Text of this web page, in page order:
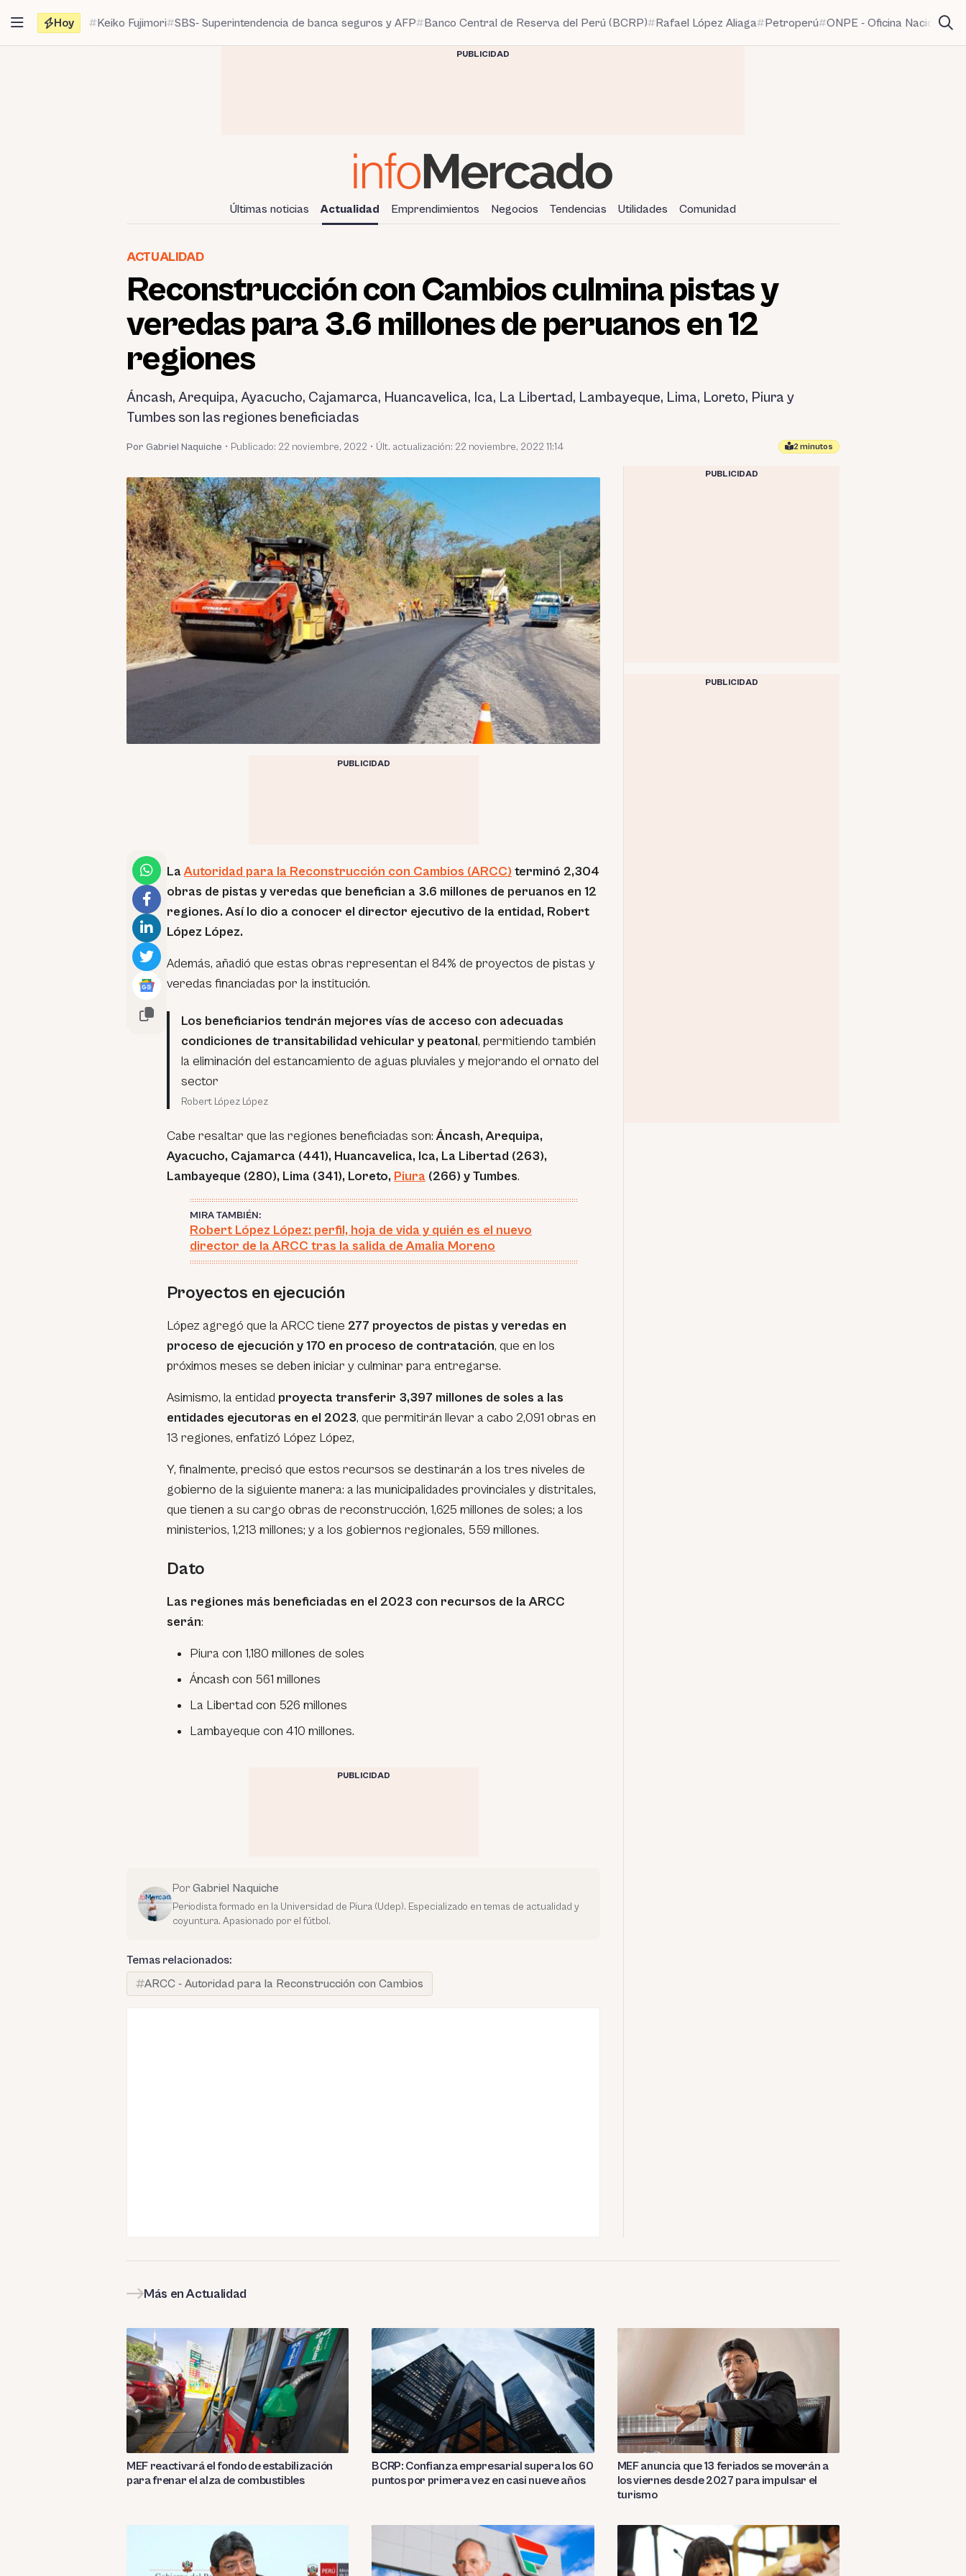
contenido
Hoy Keiko Fujimori SBS- Superintendencia de banca seguros y AFP Banco Central de Reserva del Perú (BCRP) Rafael López Aliaga Petroperú ONPE - Oficina Nacional
PUBLICIDAD
Últimas noticias Actualidad Emprendimientos Negocios Tendencias Utilidades Comunidad
ACTUALIDAD
Reconstrucción con Cambios culmina pistas y
veredas para 3.6 millones de peruanos en 12
regiones
Áncash, Arequipa, Ayacucho, Cajamarca, Huancavelica, Ica, La Libertad, Lambayeque, Lima, Loreto, Piura y
Tumbes son las regiones beneficiadas
Por Gabriel Naquiche • Publicado: 22 noviembre, 2022 • Últ. actualización: 22 noviembre, 2022 11:14 2 minutos
PUBLICIDAD
LaAutoridad para la Reconstrucción con Cambios (ARCC) terminó 2,304
obras de pistas y veredas que benefician a 3.6 millones de peruanos en 12
regiones. Así lo dio a conocer el director ejecutivo de la entidad, Robert
López López.
Además, añadió que estas obras representan el 84% de proyectos de pistas y
veredas financiadas por la institución.
Los beneficiarios tendrán mejores vías de acceso con adecuadas
condiciones de transitabilidad vehicular y peatonal, permitiendo también
la eliminación del estancamiento de aguas pluviales y mejorando el ornato del
sector
Robert López López
Cabe resaltar que las regiones beneficiadas son:Áncash, Arequipa,
Ayacucho, Cajamarca (441), Huancavelica, Ica, La Libertad (263),
Lambayeque (280), Lima (341), Loreto, Piura (266) y Tumbes.
MIRA TAMBIÉN:
Robert López López: perfil, hoja de vida y quién es el nuevo
director de la ARCC tras la salida de Amalia Moreno
Proyectos en ejecución
López agregó que la ARCC tiene 277 proyectos de pistas y veredas en
proceso de ejecución y 170 en proceso de contratación, que en los
próximos meses se deben iniciar y culminar para entregarse.
Asimismo, la entidad proyecta transferir 3,397 millones de soles a las
entidades ejecutoras en el 2023, que permitirán llevar a cabo 2,091 obras en
13 regiones, enfatizó López López,
Y, finalmente, precisó que estos recursos se destinarán a los tres niveles de
gobierno de la siguiente manera: a las municipalidades provinciales y distritales,
que tienen a su cargo obras de reconstrucción, 1,625 millones de soles; a los
ministerios, 1,213 millones; y a los gobiernos regionales, 559 millones.
Dato
Las regiones más beneficiadas en el 2023 con recursos de la ARCC
serán:
Piura con 1,180 millones de soles
Áncash con 561 millones
La Libertad con 526 millones
Lambayeque con 410 millones.
PUBLICIDAD
Por Gabriel Naquiche
Periodista formado en la Universidad de Piura (Udep). Especializado en temas de actualidad y
coyuntura. Apasionado por el fútbol.
Temas relacionados:
ARCC - Autoridad para la Reconstrucción con Cambios
PUBLICIDAD
PUBLICIDAD
Más en Actualidad
MEF reactivará el fondo de estabilización
para frenar el alza de combustibles
BCRP: Confianza empresarial supera los 60
puntos por primera vez en casi nueve años
MEF anuncia que 13 feriados se moverán a
los viernes desde 2027 para impulsar el
turismo